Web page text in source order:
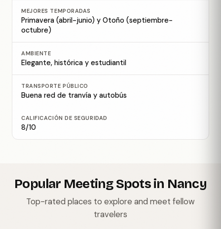
MEJORES TEMPORADAS
Primavera (abril-junio) y Otoño (septiembre-
octubre)
AMBIENTE
Elegante, histórica y estudiantil
TRANSPORTE PÚBLICO
Buena red de tranvía y autobús
CALIFICACIÓN DE SEGURIDAD
8/10
Popular Meeting Spots in Nancy
Top-rated places to explore and meet fellow
travelers